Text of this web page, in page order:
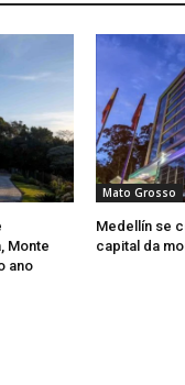
Monte
ano
Mato Grosso
Medellín se
capital da